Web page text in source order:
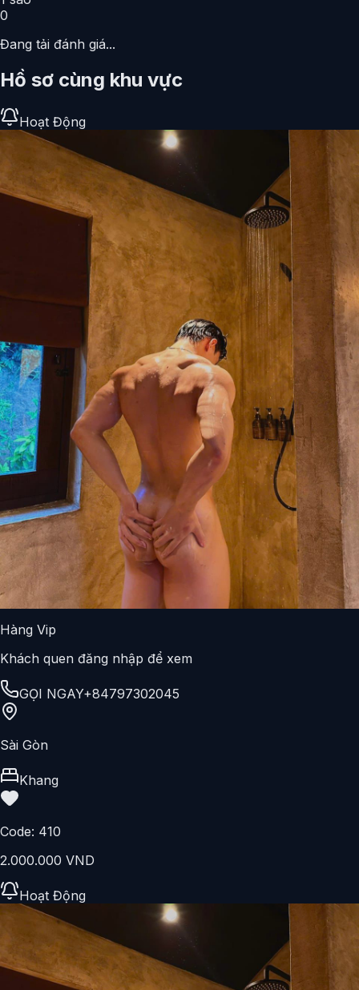
0
Đang tải đánh giá...
Hồ sơ cùng khu vực
Hoạt Động
Hàng Vip
Khách quen đăng nhập để xem
GỌI NGAY+84797302045
Sài Gòn
Khang
Code: 410
2.000.000 VND
Hoạt Động